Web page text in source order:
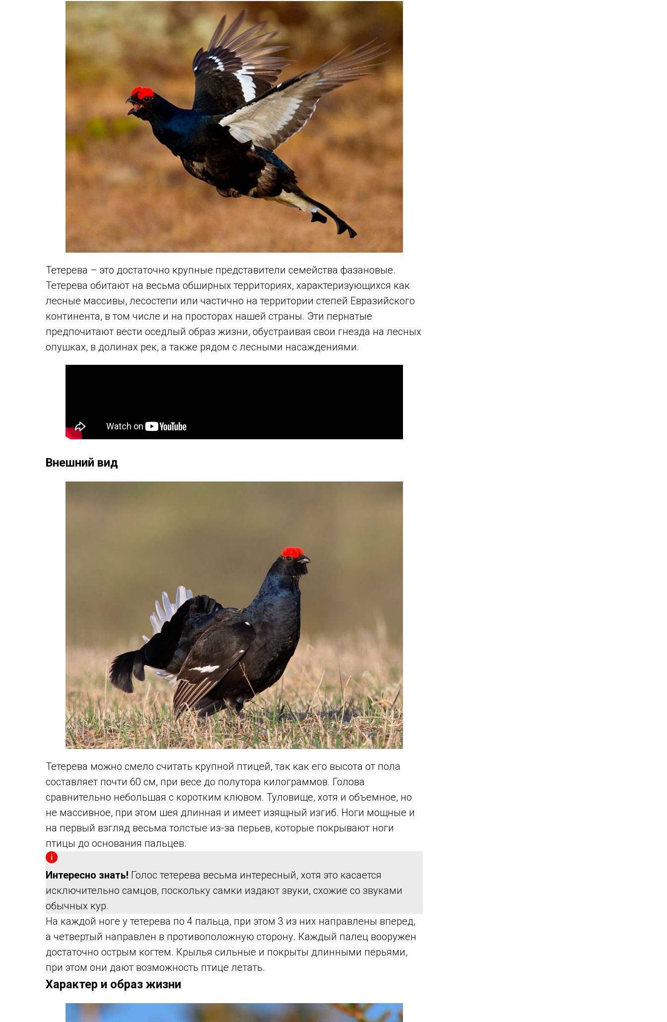
Тетерева – это достаточно крупные представители семейства фазановые.
Тетерева обитают на весьма обширных территориях, характеризующихся как
лесные массивы, лесостепи или частично на территории степей Евразийского
континента, в том числе и на просторах нашей страны. Эти пернатые
предпочитают вести оседлый образ жизни, обустраивая свои гнезда на лесных
опушках, в долинах рек, а также рядом с лесными насаждениями.
Внешний вид
Тетерева можно смело считать крупной птицей, так как его высота от пола
составляет почти 60 см, при весе до полутора килограммов. Голова
сравнительно небольшая с коротким клювом. Туловище, хотя и объемное, но
не массивное, при этом шея длинная и имеет изящный изгиб. Ноги мощные и
на первый взгляд весьма толстые из-за перьев, которые покрывают ноги
птицы до основания пальцев.
Интересно знать! Голос тетерева весьма интересный, хотя это касается
исключительно самцов, поскольку самки издают звуки, схожие со звуками
обычных кур.
На каждой ноге у тетерева по 4 пальца, при этом 3 из них направлены вперед,
а четвертый направлен в противоположную сторону. Каждый палец вооружен
достаточно острым когтем. Крылья сильные и покрыты длинными перьями,
при этом они дают возможность птице летать.
Характер и образ жизни